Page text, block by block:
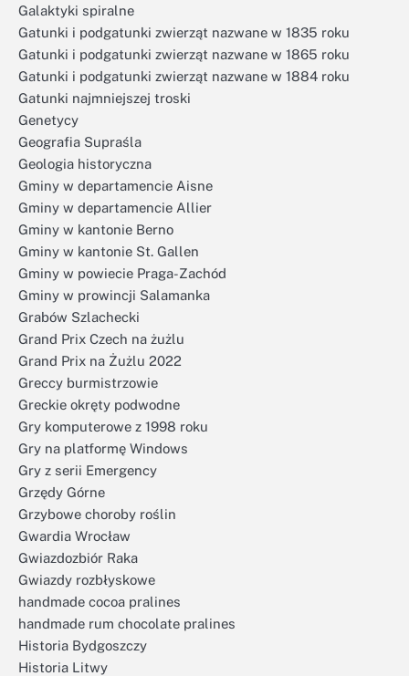
Galaktyki spiralne
Gatunki i podgatunki zwierząt nazwane w 1835 roku
Gatunki i podgatunki zwierząt nazwane w 1865 roku
Gatunki i podgatunki zwierząt nazwane w 1884 roku
Gatunki najmniejszej troski
Genetycy
Geografia Supraśla
Geologia historyczna
Gminy w departamencie Aisne
Gminy w departamencie Allier
Gminy w kantonie Berno
Gminy w kantonie St. Gallen
Gminy w powiecie Praga-Zachód
Gminy w prowincji Salamanka
Grabów Szlachecki
Grand Prix Czech na żużlu
Grand Prix na Żużlu 2022
Greccy burmistrzowie
Greckie okręty podwodne
Gry komputerowe z 1998 roku
Gry na platformę Windows
Gry z serii Emergency
Grzędy Górne
Grzybowe choroby roślin
Gwardia Wrocław
Gwiazdozbiór Raka
Gwiazdy rozbłyskowe
handmade cocoa pralines
handmade rum chocolate pralines
Historia Bydgoszczy
Historia Litwy